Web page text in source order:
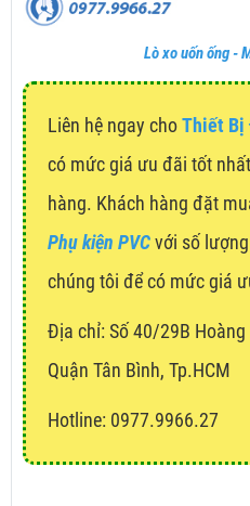
Lò xo uốn ống -
Liên hệ ngay choThiết Bị
có mức giá ưu đãi tốt
hàng. Khách hàng đặt
Phụ kiện PVCvới số
chúng tôi để có mức giá
Địa chỉ: Số 40/29B
Quận Tân Bình, Tp.HCM
Hotline: 0977.9966.27